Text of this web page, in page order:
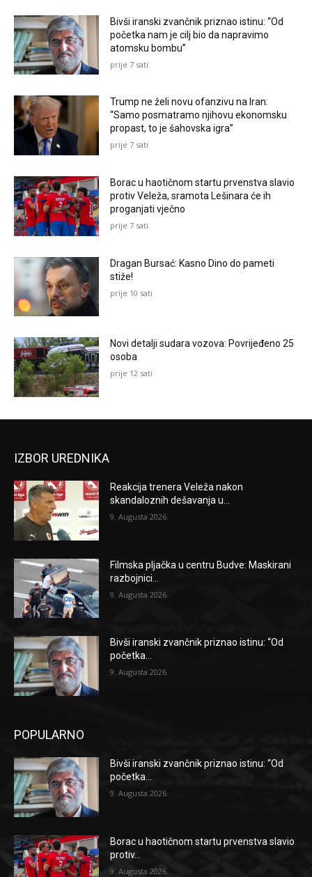
Bivši iranski zvančnik priznao istinu: “Od
početka nam je cilj bio da napravimo
atomsku bombu”
prije 7 sati
Trump ne želi novu ofanzivu na Iran:
“Samo posmatramo njihovu ekonomsku
propast, to je šahovska igra”
prije 7 sati
Borac u haotičnom startu prvenstva slavio
protiv Veleža, sramota Lešinara će ih
proganjati vječno
prije 7 sati
Dragan Bursać: Kasno Dino do pameti
stiže!
prije 10 sati
Novi detalji sudara vozova: Povrijeđeno 25
osoba
prije 12 sati
IZBOR UREDNIKA
Reakcija trenera Veleža nakon
skandaloznih dešavanja u...
9. Augusta 2026.
Filmska pljačka u centru Budve: Maskirani
razbojnici...
9. Augusta 2026.
Bivši iranski zvančnik priznao istinu: “Od
početka...
9. Augusta 2026.
POPULARNO
Bivši iranski zvančnik priznao istinu: “Od
početka...
9. Augusta 2026.
Borac u haotičnom startu prvenstva slavio
protiv...
9. Augusta 2026.